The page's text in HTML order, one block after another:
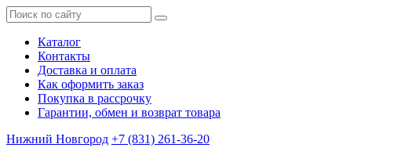
Каталог
Контакты
Доставка и оплата
Как оформить заказ
Покупка в рассрочку
Гарантии, обмен и возврат товара
Нижний Новгород +7 (831) 261-36-20